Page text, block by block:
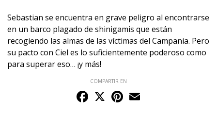
Sebastian se encuentra en grave peligro al encontrarse
en un barco plagado de shinigamis que están
recogiendo las almas de las víctimas del Campania. Pero
su pacto con Ciel es lo suficientemente poderoso como
para superar eso… ¡y más!
COMPARTIR EN
Facebook
X Pinterest